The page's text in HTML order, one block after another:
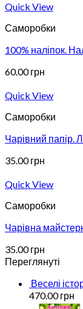
Quick View
Саморобки
100% наліпок.
60.00грн
Quick View
Саморобки
Чарівний папір.
35.00грн
Quick View
Саморобки
Чарівна
35.00грн
Переглянуті
Веселі
470.00грн